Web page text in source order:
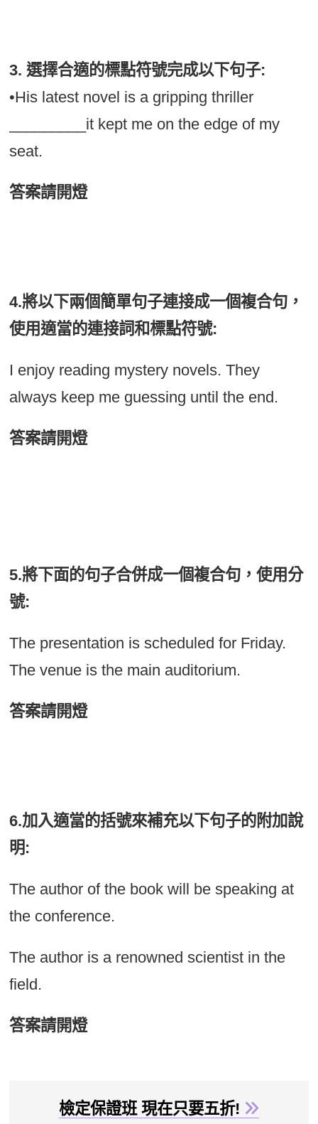
3. 選擇合適的標點符號完成以下句子:
•His latest novel is a gripping thriller
_________it kept me on the edge of my
seat.
答案請開燈
4.將以下兩個簡單句子連接成一個複合句，
使用適當的連接詞和標點符號:
I enjoy reading mystery novels. They
always keep me guessing until the end.
答案請開燈
5.將下面的句子合併成一個複合句，使用分
號:
The presentation is scheduled for Friday.
The venue is the main auditorium.
答案請開燈
6.加入適當的括號來補充以下句子的附加說
明:
The author of the book will be speaking at
the conference.
The author is a renowned scientist in the
field.
答案請開燈
檢定保證班 現在只要五折!